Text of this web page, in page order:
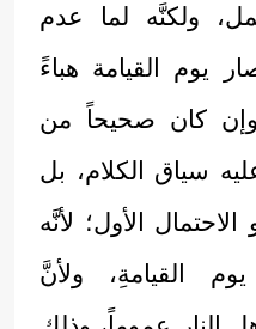
ولكنَّه لما عدم
يوم القيامة هباءً
وإن كان صحيحاً من
سياق الكلام، بل
الأول؛ لأنَّه
القيامةِ، ولأنَّ